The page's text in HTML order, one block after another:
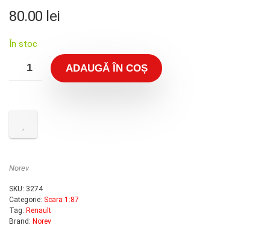
80.00 lei
În stoc
ADAUGĂ ÎN COȘ
Norev
SKU: 3274
Categorie: Scara 1:87
Tag: Renault
Brand: Norev